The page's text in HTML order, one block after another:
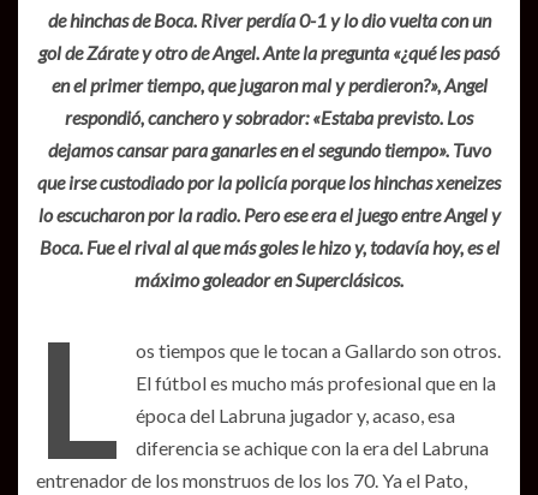
de hinchas de Boca. River perdía 0-1 y lo dio vuelta con un
gol de Zárate y otro de Angel. Ante la pregunta «¿qué les pasó
en el primer tiempo, que jugaron mal y perdieron?», Angel
respondió, canchero y sobrador: «Estaba previsto. Los
dejamos cansar para ganarles en el segundo tiempo». Tuvo
que irse custodiado por la policía porque los hinchas xeneizes
lo escucharon por la radio. Pero ese era el juego entre Angel y
Boca. Fue el rival al que más goles le hizo y, todavía hoy, es el
máximo goleador en Superclásicos.
L
os tiempos que le tocan a Gallardo son otros.
El fútbol es mucho más profesional que en la
época del Labruna jugador y, acaso, esa
diferencia se achique con la era del Labruna
entrenador de los monstruos de los los 70. Ya el Pato,